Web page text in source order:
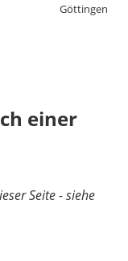
Göttingen
einer
Seite - siehe